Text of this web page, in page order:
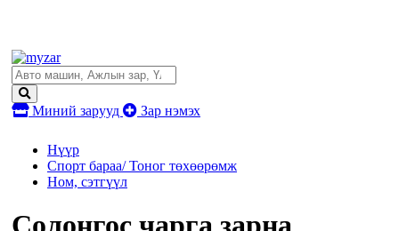
Миний зарууд Зар нэмэх
Нүүр
Спорт бараа/ Тоног төхөөрөмж
Ном, сэтгүүл